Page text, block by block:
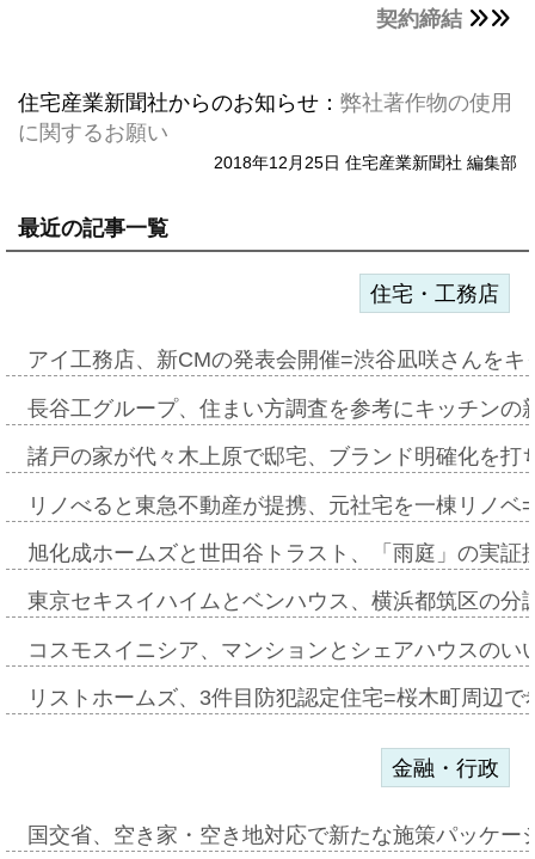
契約締結
住宅産業新聞社からのお知らせ： 弊社著作物の使用
に関するお願い
2018年12月25日 住宅産業新聞社 編集部
最近の記事一覧
住宅・工務店
アイ工務店、新CMの発表会開催=渋谷凪咲さんを
長谷工グループ、住まい方調査を参考にキッチン
諸戸の家が代々木上原で邸宅、ブランド明確化を
リノべると東急不動産が提携、元社宅を一棟リノ
旭化成ホームズと世田谷トラスト、「雨庭」の実
東京セキスイハイムとベンハウス、横浜都筑区の
コスモスイニシア、マンションとシェアハウスの
リストホームズ、3件目防犯認定住宅=桜木町周辺
金融・行政
国交省、空き家・空き地対応で新たな施策パッケ